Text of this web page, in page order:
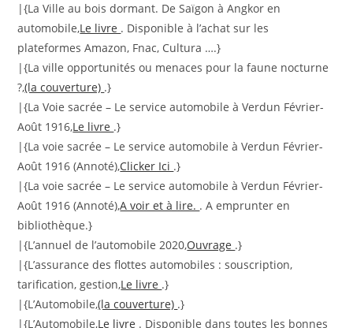
|{La Ville au bois dormant. De Saïgon à Angkor en
automobile,Le livre . Disponible à l’achat sur les
plateformes Amazon, Fnac, Cultura ….}
|{La ville opportunités ou menaces pour la faune nocturne
?,(la couverture) .}
|{La Voie sacrée – Le service automobile à Verdun Février-
Août 1916,Le livre .}
|{La voie sacrée – Le service automobile à Verdun Février-
Août 1916 (Annoté),Clicker Ici .}
|{La voie sacrée – Le service automobile à Verdun Février-
Août 1916 (Annoté),A voir et à lire. . A emprunter en
bibliothèque.}
|{L’annuel de l’automobile 2020,Ouvrage .}
|{L’assurance des flottes automobiles : souscription,
tarification, gestion,Le livre .}
|{L’Automobile,(la couverture) .}
|{L’Automobile,Le livre . Disponible dans toutes les bonnes